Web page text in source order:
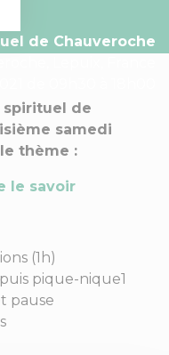
de Chauveroche
spirituel de
samedi
thème :
le savoir
(1h)
pique-nique1
pause